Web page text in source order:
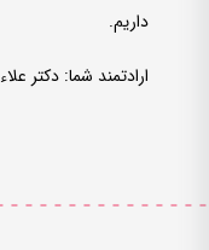
داریم.
ارادتمند شما: دکتر علاء